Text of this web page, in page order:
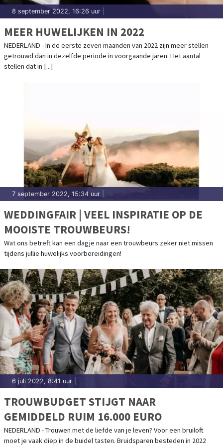
8 september 2022, 16:26 uur
MEER HUWELIJKEN IN 2022
NEDERLAND - In de eerste zeven maanden van 2022 zijn meer stellen
getrouwd dan in dezelfde periode in voorgaande jaren. Het aantal
stellen dat in [...]
7 september 2022, 15:34 uur
WEDDINGFAIR | VEEL INSPIRATIE OP DE
MOOISTE TROUWBEURS!
Wat ons betreft kan een dagje naar een trouwbeurs zeker niet missen
tijdens jullie huwelijks voorbereidingen!
6 juli 2022, 8:41 uur
TROUWBUDGET STIJGT NAAR
GEMIDDELD RUIM 16.000 EURO
NEDERLAND - Trouwen met de liefde van je leven? Voor een bruiloft
moet je vaak diep in de buidel tasten. Bruidsparen besteden in 2022